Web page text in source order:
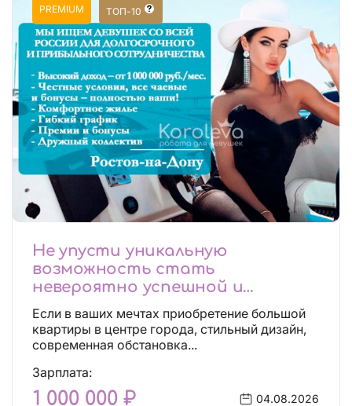
PREMIUM ТОП-10
Не упусти уникальную
возможность стать
невероятно успешной и
независимой!
Если в ваших мечтах приобретение большой
квартиры в центре города, стильный дизайн,
современная обстановка...
Зарплата:
1 000 000 ₽ 04.08.2026